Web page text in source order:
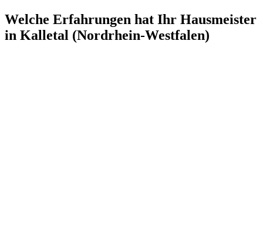
Welche Erfahrungen hat Ihr Hausmeister
in Kalletal (Nordrhein-Westfalen)